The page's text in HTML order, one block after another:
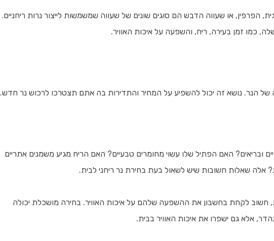
הפרפין, או שעווה הדבש הם סוגים שונים של שעווה שמשמשות לייצור נרות ריחניים.
כמו זמן בעירה, ריח, והשפעה על איכות האוויר.
הנר. נושא זה יכול להשפיע על המחיר והתדירות בה אתם תצטרכו לרכוש נר חדש.
ובריאים? האם הפתיל שלו עשוי מחומרים טבעיים? האם הריח מגיע משמנים אתריים
אלה שאלות חשובות שיש לשאול בעת בחירת נר ריחני לבית.
חשוב לקחת בחשבון את ההשפעה שלהם על איכות האוויר. בחירה מושכלת יכולה
אלא גם ישפרו את איכות האוויר בבית.